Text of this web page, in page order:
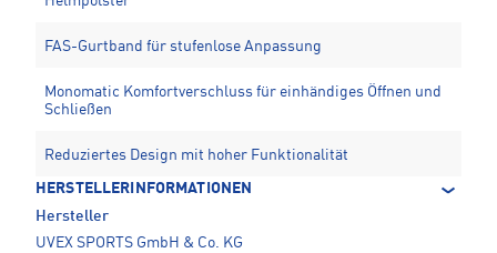
FAS-Gurtband für stufenlose Anpassung
Monomatic Komfortverschluss für einhändiges Öffnen und
Schließen
Reduziertes Design mit hoher Funktionalität
HERSTELLERINFORMATIONEN
Hersteller
UVEX SPORTS GmbH & Co. KG